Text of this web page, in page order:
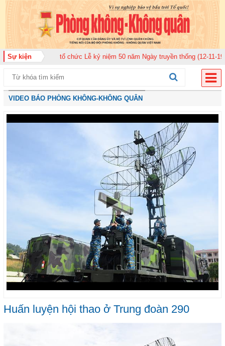
Sự kiện
920 tổ chức Lễ kỷ niệm 50 năm Ngày truyền thống (12-11-1975/12-11-2025)
VIDEO BÁO PHÒNG KHÔNG-KHÔNG QUÂN
Huấn luyện hội thao ở Trung đoàn 290